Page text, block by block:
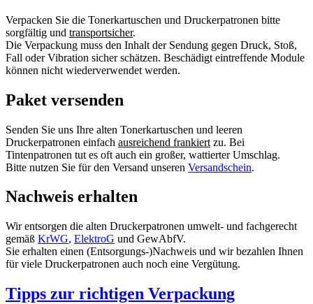
Verpacken Sie die Tonerkartuschen und Druckerpatronen bitte
sorgfältig und transportsicher.
Die Verpackung muss den Inhalt der Sendung gegen Druck, Stoß,
Fall oder Vibration sicher schätzen. Beschädigt eintreffende Module
können nicht wiederverwendet werden.
Paket versenden
Senden Sie uns Ihre alten Tonerkartuschen und leeren
Druckerpatronen einfach ausreichend frankiert zu. Bei
Tintenpatronen tut es oft auch ein großer, wattierter Umschlag.
Bitte nutzen Sie für den Versand unseren Versandschein.
Nachweis erhalten
Wir entsorgen die alten Druckerpatronen umwelt- und fachgerecht
gemäß KrWG, ElektroG und GewAbfV.
Sie erhalten einen (Entsorgungs-)Nachweis und wir bezahlen Ihnen
für viele Druckerpatronen auch noch eine Vergütung.
Tipps zur richtigen Verpackung